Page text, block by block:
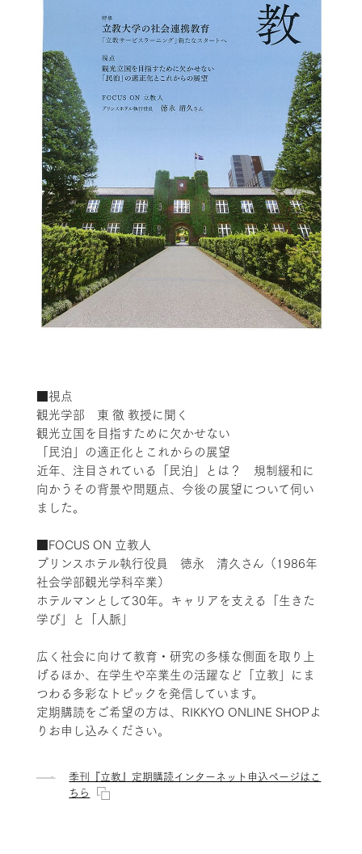
■視点
観光学部 東 徹 教授に聞く
観光立国を目指すために欠かせない
「民泊」の適正化とこれからの展望
近年、注目されている「民泊」とは？ 規制緩和に
向かうその背景や問題点、今後の展望について伺い
ました。
■FOCUS ON 立教人
プリンスホテル執行役員 徳永 清久さん（1986年
社会学部観光学科卒業）
ホテルマンとして30年。キャリアを支える「生きた
学び」と「人脈」
広く社会に向けて教育・研究の多様な側面を取り上
げるほか、在学生や卒業生の活躍など「立教」にま
つわる多彩なトピックを発信しています。
定期購読をご希望の方は、RIKKYO ONLINE SHOPよ
りお申し込みください。
季刊『立教』定期購読インターネット申込ページはこ
ちら